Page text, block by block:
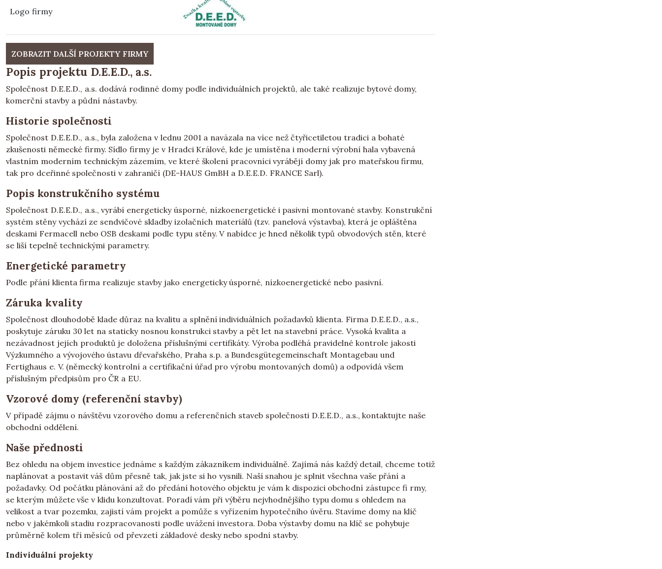
Logo firmy
ZOBRAZIT DALŠÍ PROJEKTY FIRMY
Popis projektu D.E.E.D., a.s.
Společnost D.E.E.D., a.s. dodává rodinné domy podle individuálních projektů, ale také realizuje bytové domy,
komerční stavby a půdní nástavby.
Historie společnosti
Společnost D.E.E.D., a.s., byla založena v lednu 2001 a navázala na více než čtyřicetiletou tradici a bohaté
zkušenosti německé firmy. Sídlo firmy je v Hradci Králové, kde je umístěna i moderní výrobní hala vybavená
vlastním moderním technickým zázemím, ve které školení pracovníci vyrábějí domy jak pro mateřskou firmu,
tak pro dceřinné společnosti v zahraničí (DE-HAUS GmBH a D.E.E.D. FRANCE Sarl).
Popis konstrukčního systému
Společnost D.E.E.D., a.s., vyrábí energeticky úsporné, nízkoenergetické i pasivní montované stavby. Konstrukční
systém stěny vychází ze sendvičové skladby izolačních materiálů (tzv. panelová výstavba), která je opláštěna
deskami Fermacell nebo OSB deskami podle typu stěny. V nabídce je hned několik typů obvodových stěn, které
se liší tepelně technickými parametry.
Energetické parametry
Podle přání klienta firma realizuje stavby jako energeticky úsporné, nízkoenergetické nebo pasivní.
Záruka kvality
Společnost dlouhodobě klade důraz na kvalitu a splnění individuálních požadavků klienta. Firma D.E.E.D., a.s.,
poskytuje záruku 30 let na staticky nosnou konstrukci stavby a pět let na stavební práce. Vysoká kvalita a
nezávadnost jejích produktů je doložena příslušnými certifikáty. Výroba podléhá pravidelné kontrole jakosti
Výzkumného a vývojového ústavu dřevařského, Praha s.p. a Bundesgütegemeinschaft Montagebau und
Fertighaus e. V. (německý kontrolní a certifikační úřad pro výrobu montovaných domů) a odpovídá všem
příslušným předpisům pro ČR a EU.
Vzorové domy (referenční stavby)
V případě zájmu o návštěvu vzorového domu a referenčních staveb společnosti D.E.E.D., a.s., kontaktujte naše
obchodní oddělení.
Naše přednosti
Bez ohledu na objem investice jednáme s každým zákazníkem individuálně. Zajímá nás každý detail, chceme totiž
naplánovat a postavit váš dům přesně tak, jak jste si ho vysnili. Naší snahou je splnit všechna vaše přání a
požadavky. Od počátku plánování až do předání hotového objektu je vám k dispozici obchodní zástupce fi rmy,
se kterým můžete vše v klidu konzultovat. Poradí vám při výběru nejvhodnějšího typu domu s ohledem na
velikost a tvar pozemku, zajistí vám projekt a pomůže s vyřízením hypotečního úvěru. Stavíme domy na klíč
nebo v jakémkoli stadiu rozpracovanosti podle uvážení investora. Doba výstavby domu na klíč se pohybuje
průměrně kolem tří měsíců od převzetí základové desky nebo spodní stavby.
Individuální projekty